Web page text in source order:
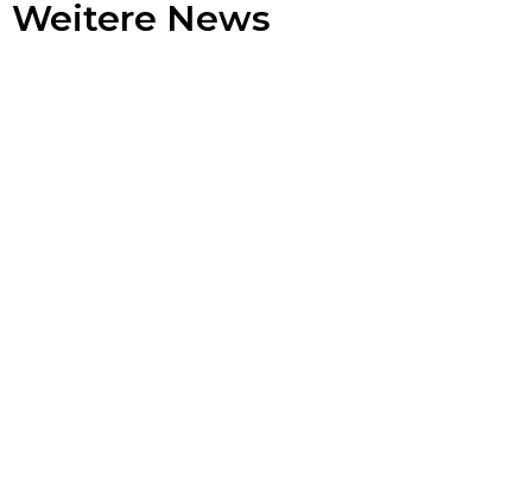
Weitere News